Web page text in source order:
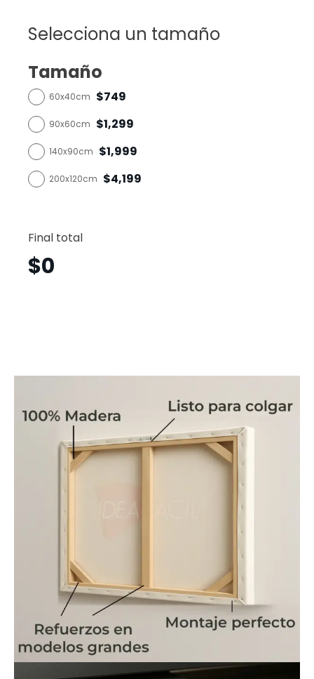
Selecciona un tamaño
Tamaño
60x40cm $749
90x60cm $1,299
140x90cm $1,999
200x120cm $4,199
Final total
$0